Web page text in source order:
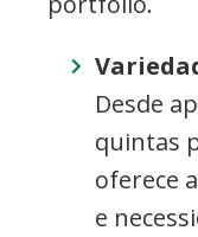
Desde
quintas
oferece
e